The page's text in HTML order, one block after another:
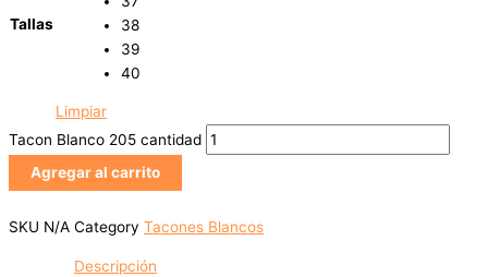
Tallas
38
39
40
Limpiar
Tacon Blanco 205 cantidad
Agregar al carrito
SKU N/A Category Tacones Blancos
Descripción